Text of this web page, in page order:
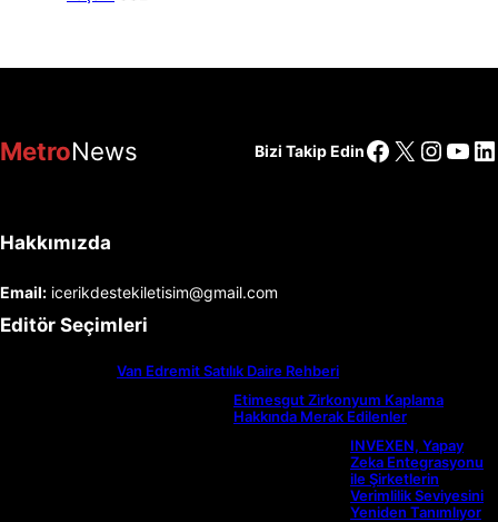
MetroNews Bizi Takip EdinFacebook
X
Hakkımızda
Email: icerikdestekiletisim@gmail.com
Editör Seçimleri
Van Edremit Satılık Daire Rehberi
Etimesgut Zirkonyum Kaplama
Hakkında Merak Edilenler
INVEXEN, Yapay
Zeka Entegrasyonu
ile Şirketlerin
Verimlilik Seviyesini
Yeniden Tanımlıyor